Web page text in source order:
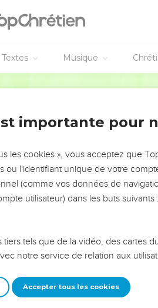
Textes Musique
!
vision. Mais on voit
même que ce sont
les erreurs
afin que leurs erreurs
ou une famille,
importante pour
les cookies », vous acceptez que
ou l'identifiant unique de votre
(comme vos données de
utilisateur) dans les buts suivants :
tels que de la vidéo, des cartes
notre service de relation aux
Accepter tous les cookies